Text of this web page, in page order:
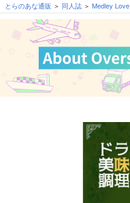
とらのあな通販 同人誌 Medley Love